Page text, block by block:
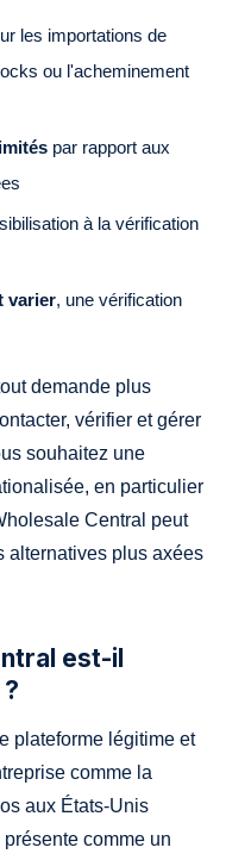
les importations de
ou l'acheminement
par rapport aux
à la vérification
varier, une vérification
demande plus
vérifier et gérer
souhaitez une
en particulier
Central peut
alternatives plus axées
est-il
plateforme légitime et
comme la
aux États-Unis
comme un